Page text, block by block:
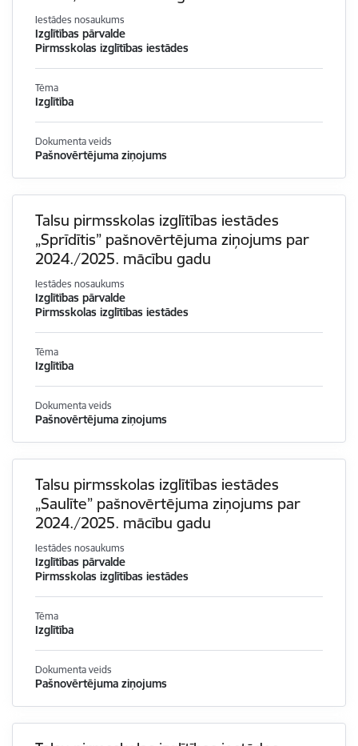
Iestādes nosaukums
Izglītības pārvalde
Pirmsskolas izglītības iestādes
Tēma
Izglītība
Dokumenta veids
Pašnovērtējuma ziņojums
Talsu pirmsskolas izglītības iestādes
„Sprīdītis” pašnovērtējuma ziņojums par
2024./2025. mācību gadu
Iestādes nosaukums
Izglītības pārvalde
Pirmsskolas izglītības iestādes
Tēma
Izglītība
Dokumenta veids
Pašnovērtējuma ziņojums
Talsu pirmsskolas izglītības iestādes
„Saulīte” pašnovērtējuma ziņojums par
2024./2025. mācību gadu
Iestādes nosaukums
Izglītības pārvalde
Pirmsskolas izglītības iestādes
Tēma
Izglītība
Dokumenta veids
Pašnovērtējuma ziņojums